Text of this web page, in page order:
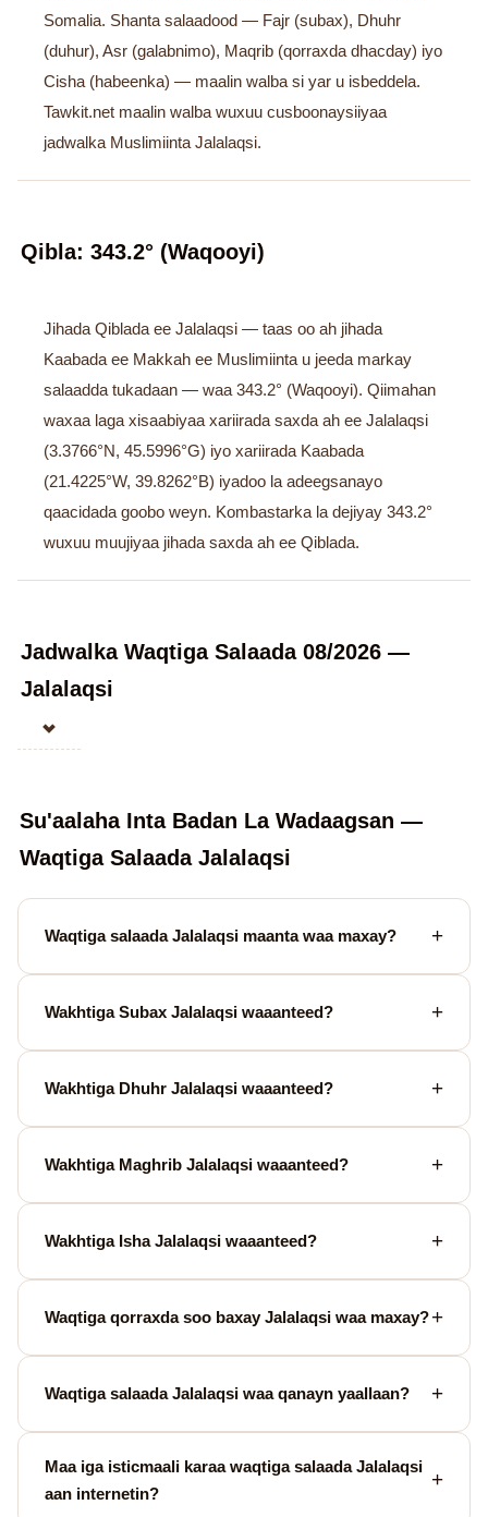
Somalia. Shanta salaadood — Fajr (subax), Dhuhr
(duhur), Asr (galabnimo), Maqrib (qorraxda dhacday) iyo
Cisha (habeenka) — maalin walba si yar u isbeddela.
Tawkit.net maalin walba wuxuu cusboonaysiiyaa
jadwalka Muslimiinta Jalalaqsi.
Qibla: 343.2° (Waqooyi)
Jihada Qiblada ee Jalalaqsi — taas oo ah jihada
Kaabada ee Makkah ee Muslimiinta u jeeda markay
salaadda tukadaan — waa 343.2° (Waqooyi). Qiimahan
waxaa laga xisaabiyaa xariirada saxda ah ee Jalalaqsi
(3.3766°N, 45.5996°G) iyo xariirada Kaabada
(21.4225°W, 39.8262°B) iyadoo la adeegsanayo
qaacidada goobo weyn. Kombastarka la dejiyay 343.2°
wuxuu muujiyaa jihada saxda ah ee Qiblada.
Jadwalka Waqtiga Salaada 08/2026 —
Jalalaqsi
Su'aalaha Inta Badan La Wadaagsan —
Waqtiga Salaada Jalalaqsi
Waqtiga salaada Jalalaqsi maanta waa maxay?
Wakhtiga Subax Jalalaqsi waaanteed?
Wakhtiga Dhuhr Jalalaqsi waaanteed?
Wakhtiga Maghrib Jalalaqsi waaanteed?
Wakhtiga Isha Jalalaqsi waaanteed?
Waqtiga qorraxda soo baxay Jalalaqsi waa maxay?
Waqtiga salaada Jalalaqsi waa qanayn yaallaan?
Maa iga isticmaali karaa waqtiga salaada Jalalaqsi
aan internetin?